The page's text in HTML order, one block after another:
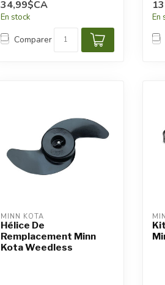
34,99$CA
En stock
Comparer
En
MINN KOTA
Hélice De
Remplacement Minn
Kota Weedless